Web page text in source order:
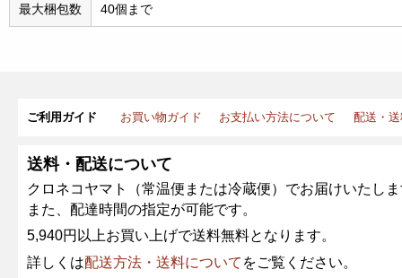
最大梱包数 40個まで
ご利用ガイド お買い物ガイド お支払い方法について 配送・
送料・配送について
クロネコヤマト（常温便または冷蔵便）でお届けいたし
また、配達時間の指定が可能です。
5,940円以上お買い上げで送料無料となります。
詳しくは配送方法・送料について をご覧ください。